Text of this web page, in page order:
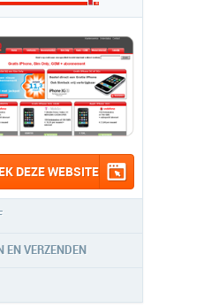
DEZE WEBSITE
EN VERZENDEN